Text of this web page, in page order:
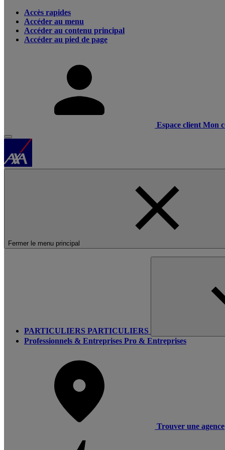
Accès rapides
Accéder au menu
Accéder au contenu principal
Accéder au pied de page
Espace client Mon
Fermer le menu principal
PARTICULIERS PARTICULIERS
Professionnels & Entreprises Pro & Entreprises
Trouver une agence